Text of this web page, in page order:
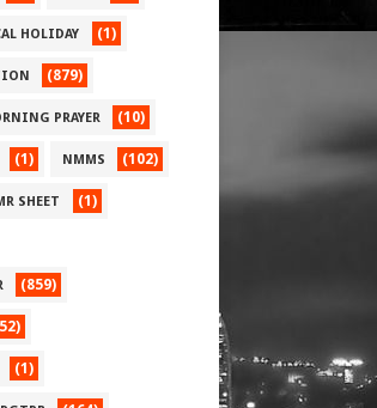
HOLIDAY (1)
(879)
PRAYER (10)
(1) NMMS (102)
SHEET (1)
(859)
(1)